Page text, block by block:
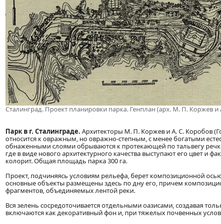
Сталинград. Проект планировки парка. Генплан (арх. М. П. Коржев и
Парк в г. Сталинграде. Архитекторы М. П. Коржев и А. С. Коробов
относится к овражным, но овражно-степным, с менее богатыми
обнаженными слоями обрываются к протекающей по тальвегу
где в виде нового архитектурного качества выступают его цвет и
колорит. Общая площадь парка 300 га.
Проект, подчиняясь условиям рельефа, берет композиционной
основные объекты размещены здесь по дну его, причем
фрагментов, объединяемых лентой реки.
Вся зелень сосредоточивается отдельными оазисами, создавая
включаются как декоративный фон и, при тяжелых почвенных